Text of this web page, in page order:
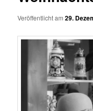
Veröffentlicht am29.